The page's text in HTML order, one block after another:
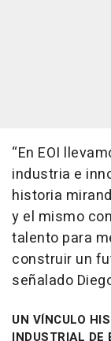
“En EOI
industria e
historia
y el mismo
talento para
construir un
señalado
UN VÍNCULO
INDUSTRIAL DE